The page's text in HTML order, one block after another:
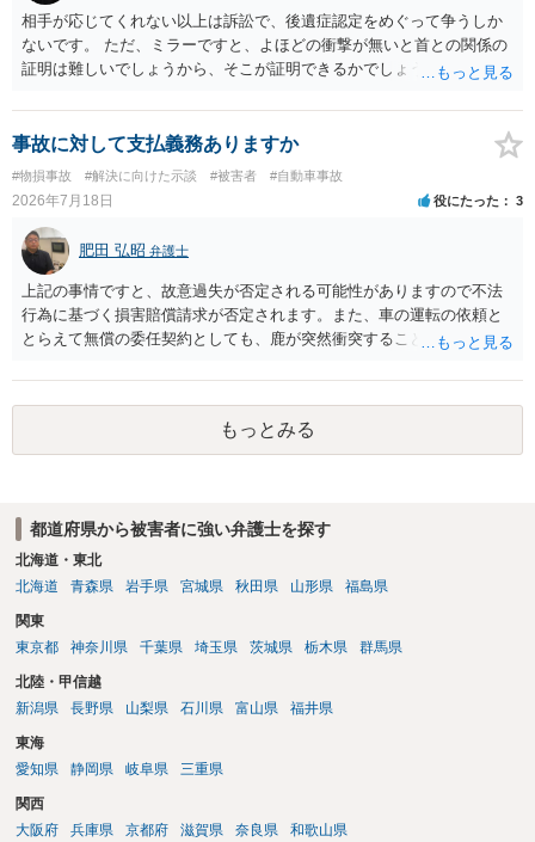
相手が応じてくれない以上は訴訟で、後遺症認定をめぐって争うしか
ないです。 ただ、ミラーですと、よほどの衝撃が無いと首との関係の
証明は難しいでしょうから、そこが証明できるかでしょうね。
事故に対して支払義務ありますか
#物損事故 #解決に向けた示談 #被害者 #自動車事故
2026年7月18日 役にたった 3
肥田 弘昭 弁護士
上記の事情ですと、故意過失が否定される可能性がありますので不法
行為に基づく損害賠償請求が否定されます。また、車の運転の依頼と
とらえて無償の委任契約としても、鹿が突然衝突することは予見がで
償請求も成立しない可能性があります。以上の理由から支払義務は否
定される可能性が高いです。ご参考にしてください。
もっとみる
都道府県から被害者に強い弁護士を探す
北海道・東北
北海道
青森県 岩手県 宮城県 秋田県 山形県 福島県
関東
東京都
神奈川県 千葉県 埼玉県 茨城県 栃木県 群馬県
北陸・甲信越
新潟県
長野県 山梨県 石川県 富山県 福井県
東海
愛知県
静岡県 岐阜県 三重県
関西
大阪府
兵庫県 京都府 滋賀県 奈良県 和歌山県